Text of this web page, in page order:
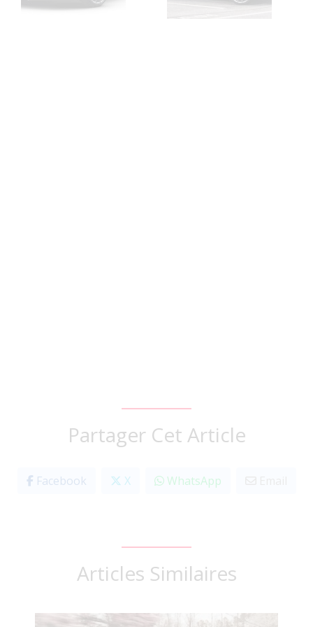
Partager Cet Article
Facebook X WhatsApp
Articles Similaires